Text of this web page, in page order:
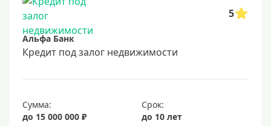
15%
16%
17%
20%
5
Альфа Банк
Кредит под залог недвижимости
Сумма:
до 15 000 000 ₽
Срок:
до 10 лет